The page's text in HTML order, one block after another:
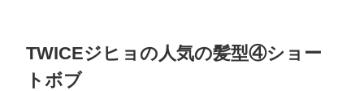
TWICEジヒョの人気の髪型④ショー
トボブ